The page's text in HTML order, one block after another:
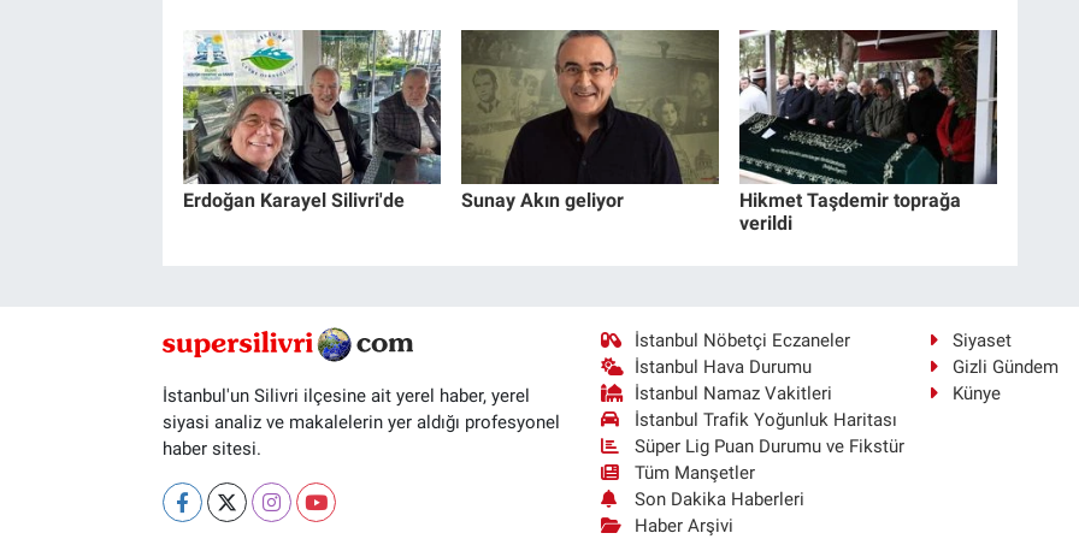
Erdoğan Karayel Silivri'de Sunay Akın geliyor
Hikmet Taşdemir toprağa
verildi
İstanbul'un Silivri ilçesine ait yerel haber, yerel
siyasi analiz ve makalelerin yer aldığı profesyonel
haber sitesi.
İstanbul Nöbetçi Eczaneler
İstanbul Hava Durumu
İstanbul Namaz Vakitleri
İstanbul Trafik Yoğunluk Haritası
Süper Lig Puan Durumu ve Fikstür
Tüm Manşetler
Son Dakika Haberleri
Haber Arşivi
Siyaset
Gizli Gündem
Künye